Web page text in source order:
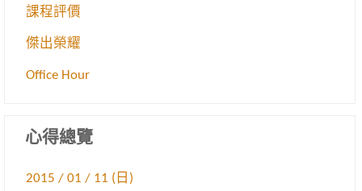
課程評價
傑出榮耀
Office Hour
心得總覽
2015 / 01 / 11 (日)